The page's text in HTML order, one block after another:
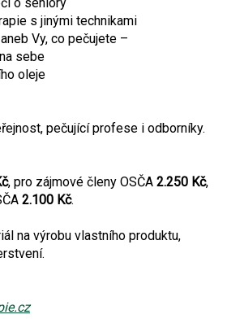
s jinými technikami
Vy, co pečujete –
sebe
oleje
pečující profese i odborníky.
, pro zájmové členy OSČA 2.250 Kč,
2.100 Kč.
na výrobu vlastního produktu,